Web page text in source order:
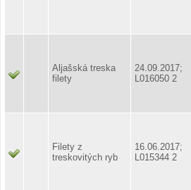
Aljašská treska
filety
24.09.2017;
L016050 2
Filety z
treskovitých ryb
16.06.2017;
L015344 2